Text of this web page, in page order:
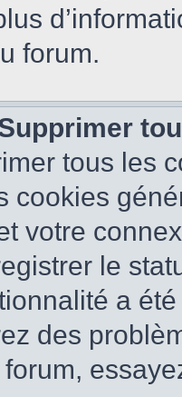
forum.
tous les
cookies
votre
le
a
des